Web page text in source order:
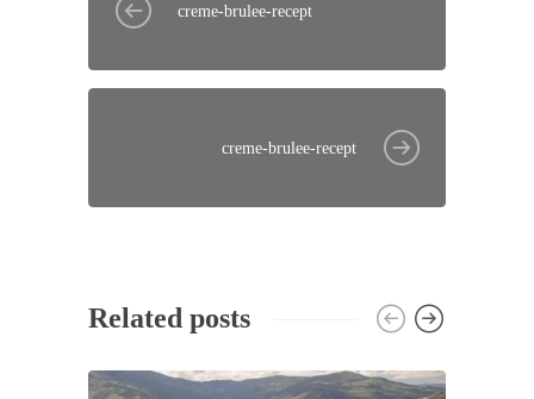
creme-brulee-recept
creme-brulee-recept
Related posts